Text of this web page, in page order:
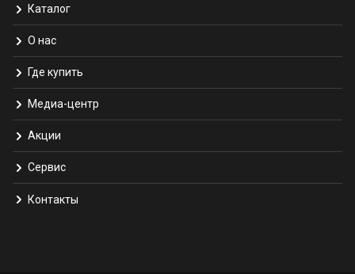
Каталог
О нас
Где купить
Медиа-центр
Акции
Сервис
Контакты